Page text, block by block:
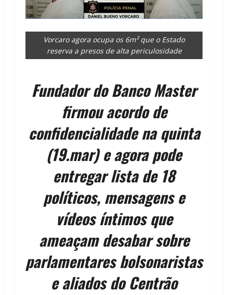
Vorcaro agora ocupa os 6m² que o Estado
reserva a presos de alta periculosidade
Fundador do Banco Master
firmou acordo de
confidencialidade na quinta
(19.mar) e agora pode
entregar lista de 18
políticos, mensagens e
vídeos íntimos que
ameaçam desabar sobre
parlamentares bolsonaristas
e aliados do Centrão